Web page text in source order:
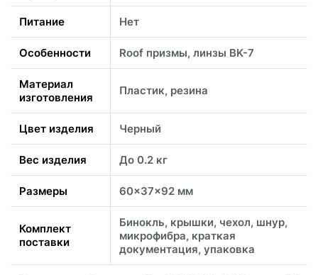
Питание Нет
Особенности Roof призмы, линзы BK-7
Материал
изготовления
Пластик, резина
Цвет изделия Черный
Вес изделия До 0.2 кг
Размеры 60x37x92 мм
Комплект
поставки
Бинокль, крышки, чехол, шнур,
микрофибра, краткая
документация, упаковка